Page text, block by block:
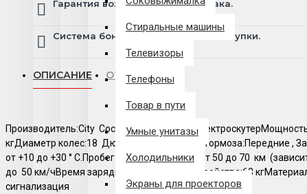
Стиральные машины
Телевизоры
Телефоны
Товар в пути
Умные унитазы
Холодильники
Экраны для проекторов
Гарантия возврата и обмена брака.
Система бонусов и подарков за покупки.
ОПИСАНИЕ ОТЗЫВЫ
Производитель:City CocoТип
кгДиаметр колес:18 Дюймов ( надувные )Тормоза:Передние ,
от +10 до +30 ° С.Пробег на одной зарядке:от 50 до 70 км
до 50 км/чВремя зарядки:5-7 часовВес устройства:63
сигнализация